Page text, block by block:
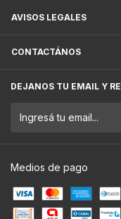
AVISOS LEGALES
CONTACTÁNOS
DEJANOS TU EMAIL Y
Medios de pago